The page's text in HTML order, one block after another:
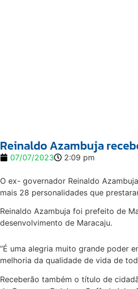
Reinaldo Azambuja
07/07/2023 2:09 pm
O ex- governador Reinaldo
mais 28 personalidades que
Reinaldo Azambuja foi prefeito de
desenvolvimento de Maracaju.
“É uma alegria muito grande poder
melhoria da qualidade de vida de
Receberão também o título de